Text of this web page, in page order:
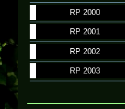
RP 2000
RP 2001
RP 2002
RP 2003